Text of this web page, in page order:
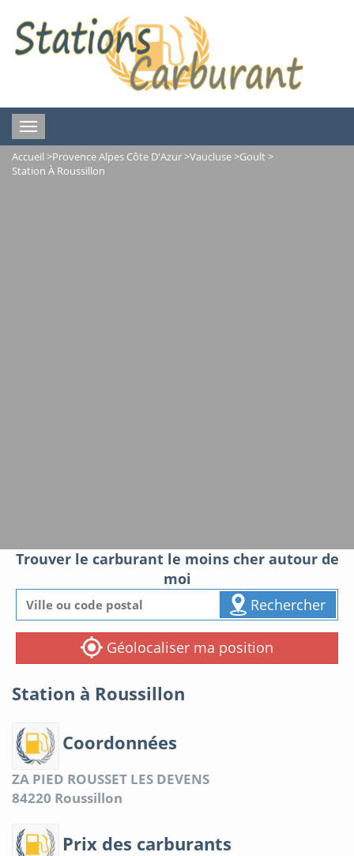
Toggle
navigation
Accueil >Provence Alpes Côte D'Azur>Vaucluse>Goult >
Station À Roussillon
Trouver le carburant le moins cher autour de
moi
Rechercher
Géolocaliser ma position
Station à Roussillon
Coordonnées
ZA PIED ROUSSET LES DEVENS
84220 Roussillon
Prix des carburants